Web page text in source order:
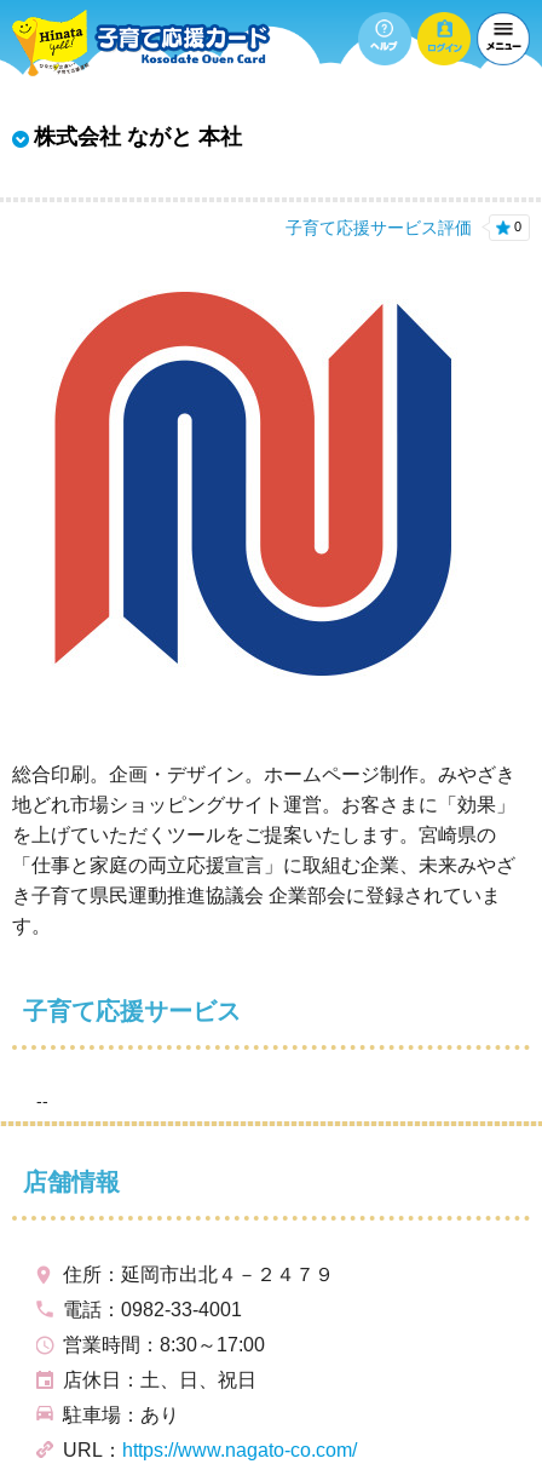
株式会社 ながと 本社
子育て応援サービス評価 0
総合印刷。企画・デザイン。ホームページ制作。みやざき
地どれ市場ショッピングサイト運営。お客さまに「効果」
を上げていただくツールをご提案いたします。宮崎県の
「仕事と家庭の両立応援宣言」に取組む企業、未来みやざ
き子育て県民運動推進協議会 企業部会に登録されていま
す。
子育て応援サービス
--
店舗情報
住所：延岡市出北４－２４７９
電話：0982-33-4001
営業時間：8:30～17:00
店休日：土、日、祝日
駐車場：あり
URL： https://www.nagato-co.com/